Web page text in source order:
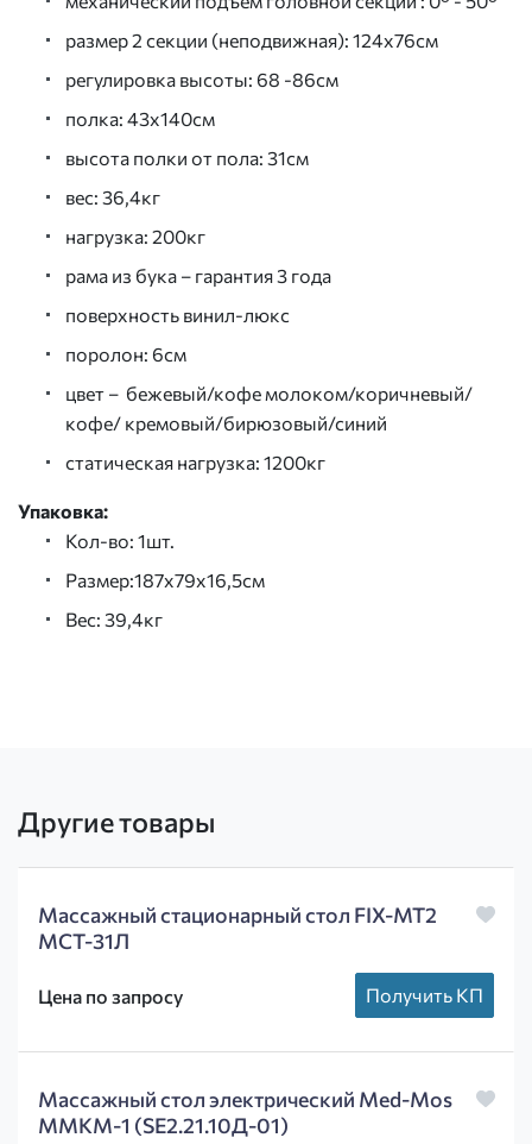
размер 2 секции (неподвижная): 124х76см
регулировка высоты: 68 -86см
полка: 43х140см
высота полки от пола: 31см
вес: 36,4кг
нагрузка: 200кг
рама из бука – гарантия 3 года
поверхность винил-люкс
поролон: 6см
цвет – бежевый/кофе молоком/коричневый/
кофе/ кремовый/бирюзовый/синий
статическая нагрузка: 1200кг
Упаковка:
Кол-во: 1шт.
Размер:187x79x16,5см
Вес: 39,4кг
Другие товары
Массажный стационарный стол FIX-MT2
МСТ-31Л
Цена по запросу Получить КП
Массажный стол электрический Med-Mos
ММКМ-1 (SE2.21.10Д-01)